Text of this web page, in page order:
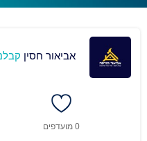
אביאור חסין
0 מועדפים